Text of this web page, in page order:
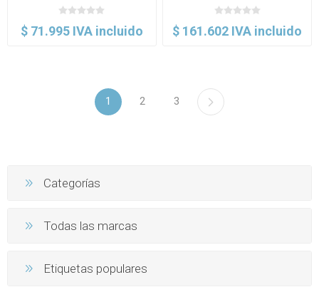
$ 71.995 IVA incluido $ 161.602 IVA incluido
1 2 3
Categorías
Todas las marcas
Etiquetas populares